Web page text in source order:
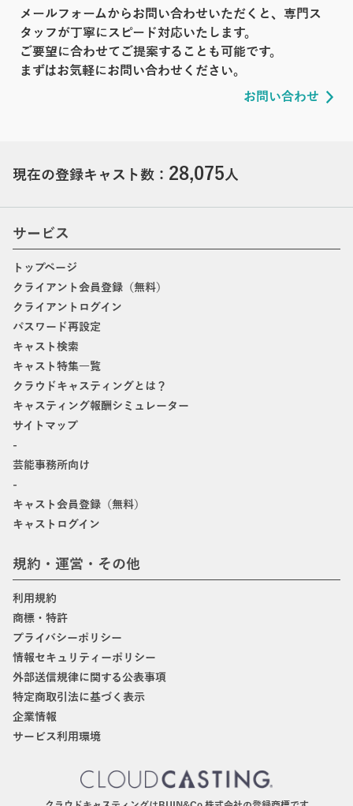
メールフォームからお問い合わせいただくと、専門ス
タッフが丁寧にスピード対応いたします。
ご要望に合わせてご提案することも可能です。
まずはお気軽にお問い合わせください。
お問い合わせ
現在の登録キャスト数： 28,075人
サービス
トップページ
クライアント会員登録（無料）
クライアントログイン
パスワード再設定
キャスト検索
キャスト特集一覧
クラウドキャスティングとは？
キャスティング報酬シミュレーター
サイトマップ
-
芸能事務所向け
-
キャスト会員登録（無料）
キャストログイン
規約・運営・その他
利用規約
商標・特許
プライバシーポリシー
情報セキュリティーポリシー
外部送信規律に関する公表事項
特定商取引法に基づく表示
企業情報
サービス利用環境